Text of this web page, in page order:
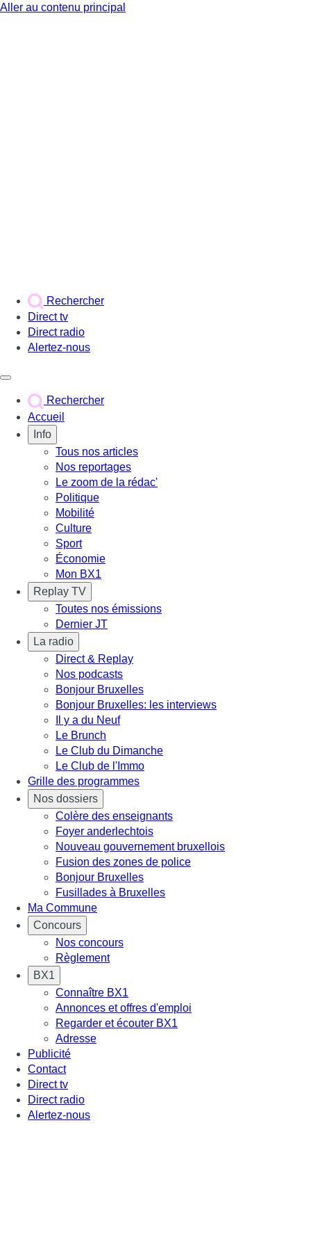
Aller au contenu principal
Rechercher
Direct tv
Direct radio
Alertez-nous
Rechercher
Accueil
Info
Tous nos articles
Nos reportages
Le zoom de la rédac'
Politique
Mobilité
Culture
Sport
Économie
Mon BX1
Replay TV
Toutes nos émissions
Dernier JT
La radio
Direct & Replay
Nos podcasts
Bonjour Bruxelles
Bonjour Bruxelles: les interviews
Il y a du Neuf
Le Brunch
Le Club du Dimanche
Le Club de l'Immo
Grille des programmes
Nos dossiers
Colère des enseignants
Foyer anderlechtois
Nouveau gouvernement bruxellois
Fusion des zones de police
Bonjour Bruxelles
Fusillades à Bruxelles
Ma Commune
Concours
Nos concours
Règlement
BX1
Connaître BX1
Annonces et offres d'emploi
Regarder et écouter BX1
Adresse
Publicité
Contact
Direct tv
Direct radio
Alertez-nous